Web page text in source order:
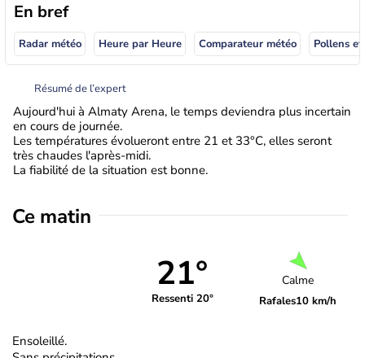
En bref
Radar météo Heure par Heure Comparateur météo Pollens
Résumé de l’expert
Aujourd'hui à Almaty Arena, le temps deviendra plus incertain
en cours de journée.
Les températures évolueront entre 21 et 33°C, elles seront
très chaudes l'après-midi.
La fiabilité de la situation est bonne.
Ce matin
21°
Ressenti 20°
Calme
Rafales10 km/h
Ensoleillé.